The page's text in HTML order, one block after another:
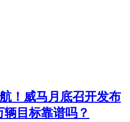
！威马月底召开发布
目标靠谱吗？